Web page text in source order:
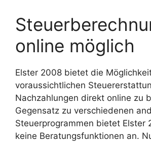
online möglich
Elster 2008 bietet die
voraussichtlichen
Nachzahlungen direkt online zu
Gegensatz zu verschiedenen
Steuerprogrammen bietet Elster
keine Beratungsfunktionen an.